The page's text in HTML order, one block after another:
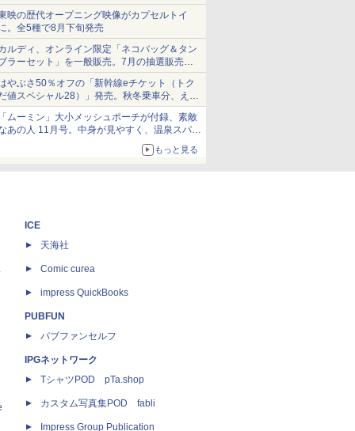
ョーツは1990円に
映の歴代オープニング映像がカプセルトイ
。全5種で8月下旬発売
ルディ、オンライン限定「ネコバッグ＆タン
ラーセット」を一般販売。7月の抽選販売の
選無効分
やぶさ50％オフの「新幹線eチケット（トク
値スペシャル28）」発売。秋冬乗車分、えき
っと限定
ムーミン」大小メッシュポーチが付録、素敵
あの人 11月号。中身が見やすく、温泉スパに
もっと見る
ICE
天海社
Comic curea
impress QuickBooks
PUBFUN
パブファンセルフ
IPGネットワーク
TシャツPOD pTa.shop
カスタム写真集POD fabli
Impress Group Publication